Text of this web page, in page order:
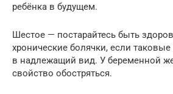
ребёнка в будущем.
Шестое — постарайтесь быть
хронические болячки, если
в надлежащий вид. У беременной
свойство обостряться.